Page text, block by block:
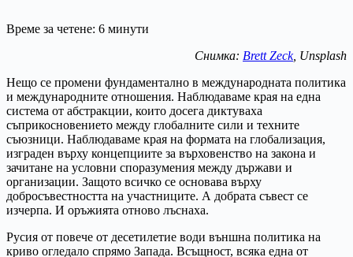
Време за четене: 6 минути
Снимка: Brett Zeck, Unsplash
Нещо се промени фундаментално в международната политика
и международните отношения. Наблюдаваме края на една
система от абстракции, които досега диктуваха
съприкосновението между глобалните сили и техните
съюзници. Наблюдаваме края на формата на глобализация,
изграден върху концепциите за върховенство на закона и
зачитане на условни споразумения между държави и
организации. Защото всичко се основава върху
добросъвестността на участниците. А добрата съвест се
изчерпа. И оръжията отново лъснаха.
Русия от повече от десетилетие води външна политика на
криво огледало спрямо Запада. Всъщност, всяка една от